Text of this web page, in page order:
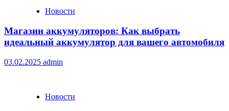
Новости
Магазин аккумуляторов: Как выбрать
идеальный аккумулятор для вашего автомобиля
03.02.2025 admin
Новости